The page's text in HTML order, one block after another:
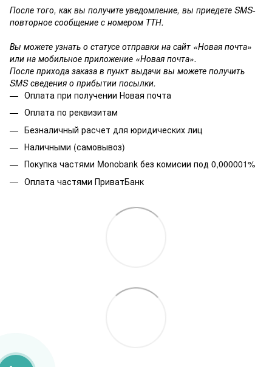
После того, как вы получите уведомление, вы приедете SMS-
повторное сообщение с номером ТТН.
Вы можете узнать о статусе отправки на сайт «Новая почта»
или на мобильное приложение «Новая почта».
После прихода заказа в пункт выдачи вы можете получить
SMS сведения о прибытии посылки.
Оплата при получении Новая почта
Оплата по реквизитам
Безналичный расчет для юридических лиц
Наличными (самовывоз)
Покупка частями Monobank без комисии под 0,000001%
Оплата частями ПриватБанк